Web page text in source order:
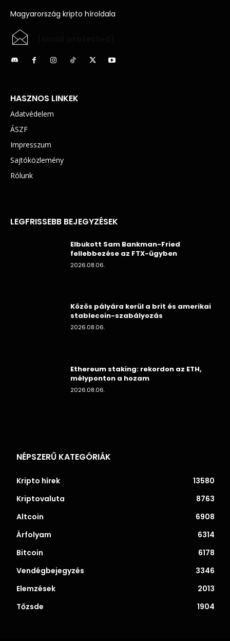
Magyarország kripto híroldala
HASZNOS LINKEK
Adatvédelem
ÁSZF
Impresszum
Sajtóközlemény
Rólunk
LEGFRISSEBB BEJEGYZÉSEK
Elbukott Sam Bankman-Fried
fellebbezése az FTX-ügyben
2026.08.06.
Közös pályára kerül a brit és amerikai
stablecoin-szabályozás
2026.08.06.
Ethereum staking: rekordon az ETH,
mélyponton a hozam
2026.08.06.
NÉPSZERŰ KATEGÓRIÁK
Kripto hírek
13580
Kriptovaluta
8763
Altcoin
6908
Árfolyam
6314
Bitcoin
6178
Vendégbejegyzés
3346
Elemzések
2013
Tőzsde
1904